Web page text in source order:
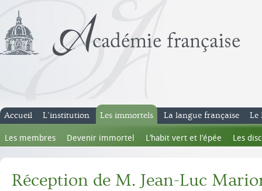
Accueil L’institution Les immortels
Les membres Devenir immortel L’habit vert et l’épée Les
La langue française Le
Réception de M. Jean-Luc